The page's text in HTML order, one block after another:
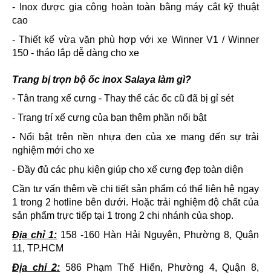
- Inox được gia công hoàn toàn bằng máy cắt kỹ thuật
cao
- Thiết kế vừa vặn phù hợp với xe Winner V1 / Winner
150 - tháo lắp dễ dàng cho xe
Trang bị trọn bộ ốc inox Salaya làm gì?
- Tân trang xế cưng - Thay thế các ốc cũ đã bị gỉ sét
- Trang trí xế cưng của bạn thêm phần nổi bật
- Nổi bật trên nền nhựa đen của xe mang đến sự trải
nghiệm mới cho xe
- Đầy đủ các phụ kiện giúp cho xế cưng đẹp toàn diện
Cần tư vấn thêm về chi tiết sản phẩm có thể liên hệ ngay
1 trong 2 hotline bên dưới. Hoặc trải nghiệm độ chất của
sản phẩm trực tiếp tại 1 trong 2 chi nhánh của shop.
Địa chỉ 1: 158 -160 Hàn Hải Nguyên, Phường 8, Quận
11, TP.HCM
Địa chỉ 2: 586 Phạm Thế Hiển, Phường 4, Quận 8,